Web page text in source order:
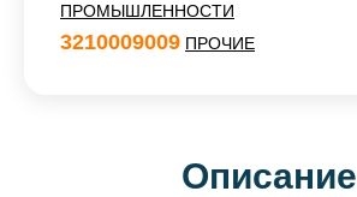
ПРОМЫШЛЕННОСТИ
3210009009 ПРОЧИЕ
Описание